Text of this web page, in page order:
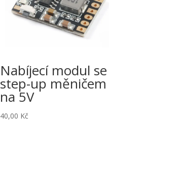
Nabíjecí modul se
step-up měničem
na 5V
40,00 Kč